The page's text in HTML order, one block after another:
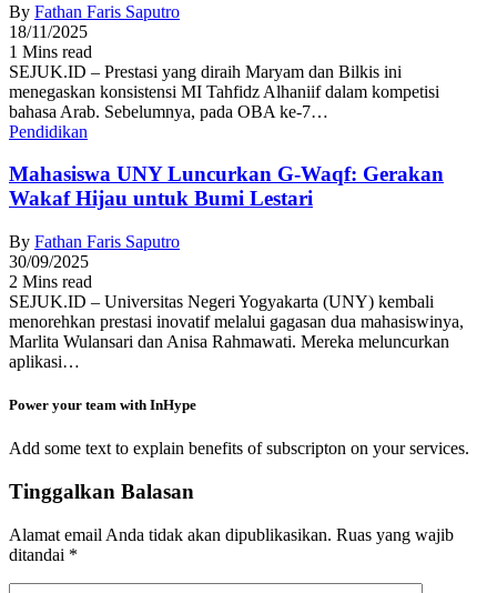
By Fathan Faris Saputro
18/11/2025
1 Mins read
SEJUK.ID – Prestasi yang diraih Maryam dan Bilkis ini
menegaskan konsistensi MI Tahfidz Alhaniif dalam kompetisi
bahasa Arab. Sebelumnya, pada OBA ke-7…
Pendidikan
Mahasiswa UNY Luncurkan G-Waqf: Gerakan
Wakaf Hijau untuk Bumi Lestari
By Fathan Faris Saputro
30/09/2025
2 Mins read
SEJUK.ID – Universitas Negeri Yogyakarta (UNY) kembali
menorehkan prestasi inovatif melalui gagasan dua mahasiswinya,
Marlita Wulansari dan Anisa Rahmawati. Mereka meluncurkan
aplikasi…
Power your team with InHype
Add some text to explain benefits of subscripton on your services.
Tinggalkan Balasan
Alamat email Anda tidak akan dipublikasikan. Ruas yang wajib
ditandai *